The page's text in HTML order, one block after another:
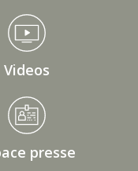
Videos
presse